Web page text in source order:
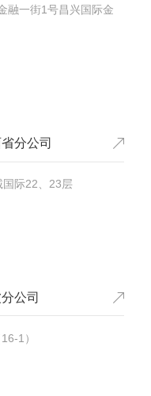
融一街1号昌兴国际金
分公司
际22、23层
公司
1）